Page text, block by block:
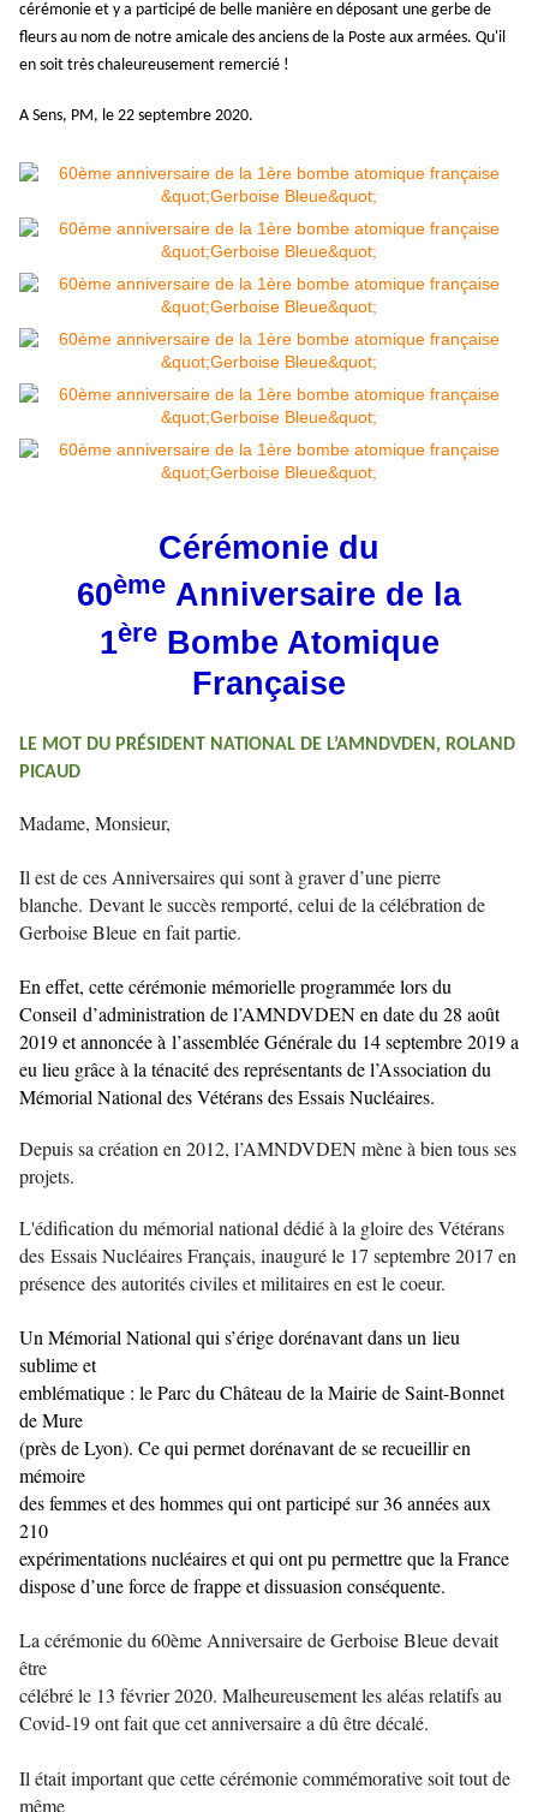
cérémonie et y a participé de belle manière en déposant une gerbe de
fleurs au nom de notre amicale des anciens de la Poste aux armées. Qu'il
en soit très chaleureusement remercié !
A Sens, PM, le 22 septembre 2020.
Cérémonie du
60ème Anniversaire de la
1èreBombe Atomique
Française
LE MOT DU PRÉSIDENT NATIONAL DE L’AMNDVDEN, ROLAND
PICAUD
Madame, Monsieur,
Il est de ces Anniversaires qui sont à graver d’une pierre
blanche. Devant le succès remporté, celui de la célébration de
Gerboise Bleue en fait partie.
En effet, cette cérémonie mémorielle programmée lors du
Conseil d’administration de l’AMNDVDEN en date du 28 août
2019 et annoncée à l’assemblée Générale du 14 septembre 2019 a
eu lieu grâce à la ténacité des représentants de l’Association du
Mémorial National des Vétérans des Essais Nucléaires.
Depuis sa création en 2012, l’AMNDVDEN mène à bien tous ses
projets.
L'édification du mémorial national dédié à la gloire des Vétérans
des Essais Nucléaires Français, inauguré le 17 septembre 2017 en
présence des autorités civiles et militaires en est le coeur.
Un Mémorial National qui s’érige dorénavant dans un lieu
sublime et
emblématique : le Parc du Château de la Mairie de Saint-Bonnet
de Mure
(près de Lyon). Ce qui permet dorénavant de se recueillir en
mémoire
des femmes et des hommes qui ont participé sur 36 années aux
210
expérimentations nucléaires et qui ont pu permettre que la France
dispose d’une force de frappe et dissuasion conséquente.
La cérémonie du 60ème Anniversaire de Gerboise Bleue devait
être
célébré le 13 février 2020. Malheureusement les aléas relatifs au
Covid-19 ont fait que cet anniversaire a dû être décalé.
Il était important que cette cérémonie commémorative soit tout de
même